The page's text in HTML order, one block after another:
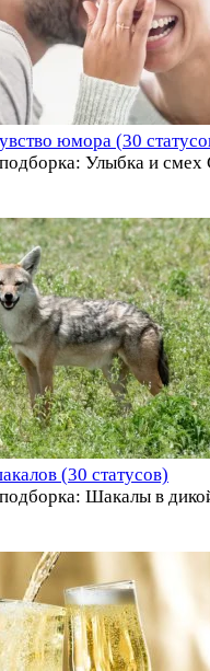
юмора (30
Улыбка и
(30 статусов)
Шакалы в